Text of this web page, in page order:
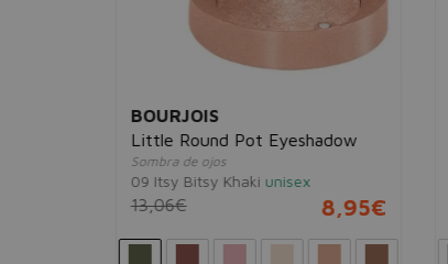
BOURJOIS
Little Round Pot Eyeshadow
Sombra de ojos
09 Itsy Bitsy Khaki unisex
13,06€ 8,95€